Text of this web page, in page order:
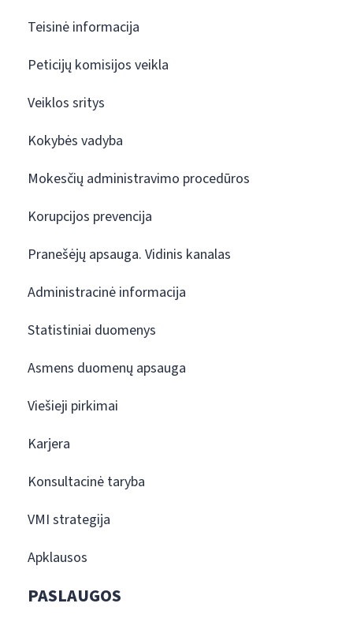
Teisinė informacija
Peticijų komisijos veikla
Veiklos sritys
Kokybės vadyba
Mokesčių administravimo procedūros
Korupcijos prevencija
Pranešėjų apsauga. Vidinis kanalas
Administracinė informacija
Statistiniai duomenys
Asmens duomenų apsauga
Viešieji pirkimai
Karjera
Konsultacinė taryba
VMI strategija
Apklausos
PASLAUGOS